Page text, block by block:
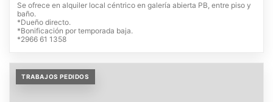
Se ofrece en alquiler local céntrico en galería abierta PB, entre piso y
baño.
*Dueño directo.
*Bonificación por temporada baja.
*2966 61 1358
TRABAJOS PEDIDOS